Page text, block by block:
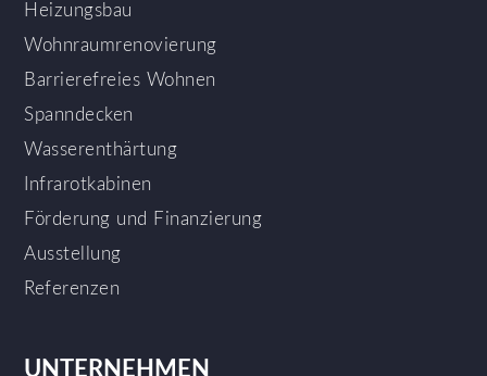
Heizungsbau
Wohnraumrenovierung
Barrierefreies Wohnen
Spanndecken
Wasserenthärtung
Infrarotkabinen
Förderung und Finanzierung
Ausstellung
Referenzen
UNTERNEHMEN